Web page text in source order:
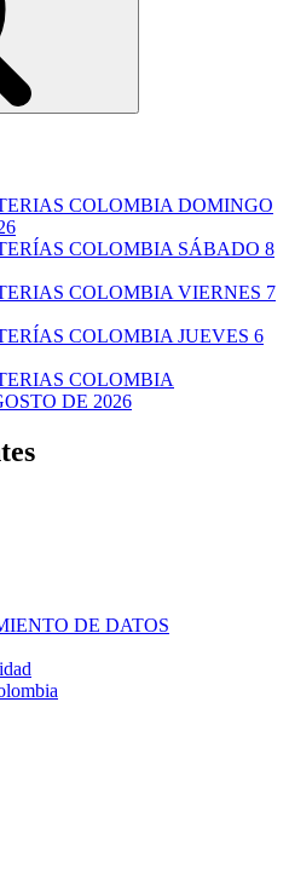
COLOMBIA DOMINGO
COLOMBIA SÁBADO 8
COLOMBIA VIERNES 7
COLOMBIA JUEVES 6
COLOMBIA
DE 2026
DE DATOS